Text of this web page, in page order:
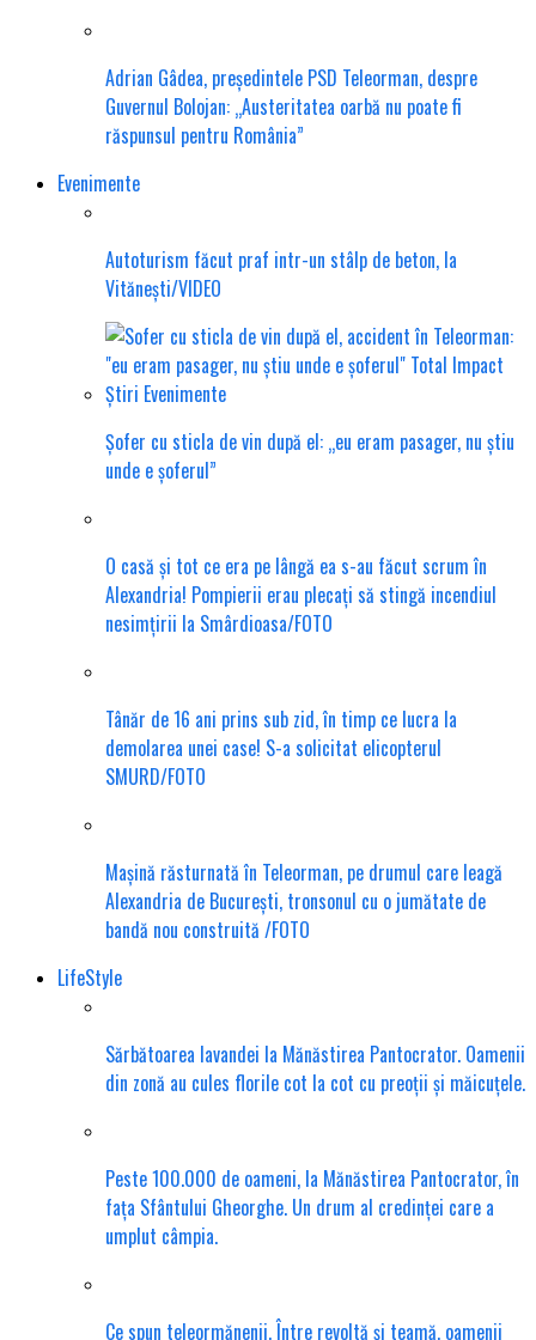
Adrian Gâdea, președintele PSD Teleorman, despre
Guvernul Bolojan: „Austeritatea oarbă nu poate fi
răspunsul pentru România”
Evenimente
Autoturism făcut praf intr-un stâlp de beton, la
Vitănești/VIDEO
Șofer cu sticla de vin după el: „eu eram pasager, nu știu
unde e șoferul”
O casă și tot ce era pe lângă ea s-au făcut scrum în
Alexandria! Pompierii erau plecați să stingă incendiul
nesimțirii la Smârdioasa/FOTO
Tânăr de 16 ani prins sub zid, în timp ce lucra la
demolarea unei case! S-a solicitat elicopterul
SMURD/FOTO
Mașină răsturnată în Teleorman, pe drumul care leagă
Alexandria de București, tronsonul cu o jumătate de
bandă nou construită /FOTO
LifeStyle
Sărbătoarea lavandei la Mănăstirea Pantocrator. Oamenii
din zonă au cules florile cot la cot cu preoții și măicuțele.
Peste 100.000 de oameni, la Mănăstirea Pantocrator, în
fața Sfântului Gheorghe. Un drum al credinței care a
umplut câmpia.
Ce spun teleormănenii. Între revoltă și teamă, oamenii